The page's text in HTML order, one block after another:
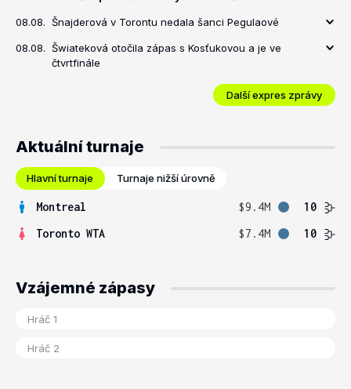
08.08. Šnajderová v Torontu nedala šanci Pegulaové
08.08. Šwiateková otočila zápas s Kosťukovou a je ve
čtvrtfinále
Další expres zprávy
Aktuální turnaje
Hlavní turnaje Turnaje nižší úrovně
Montreal $9.4M
10
Toronto WTA
$7.4M 10
Vzájemné zápasy